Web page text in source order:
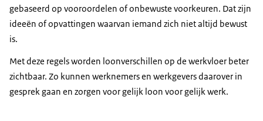
gebaseerd op vooroordelen of onbewuste voorkeuren. Dat zijn
ideeën of opvattingen waarvan iemand zich niet altijd bewust
is.
Met deze regels worden loonverschillen op de werkvloer beter
zichtbaar. Zo kunnen werknemers en werkgevers daarover in
gesprek gaan en zorgen voor gelijk loon voor gelijk werk.